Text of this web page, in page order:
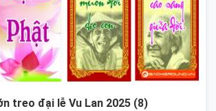
treo đại lễ Vu Lan 2025 (8)